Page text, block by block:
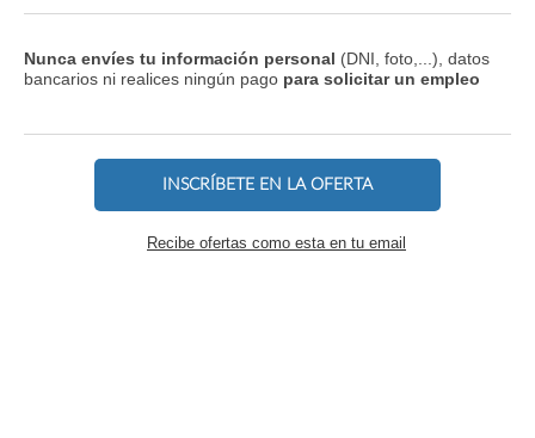
Nunca envíes tu información personal (DNI, foto,...), datos
bancarios ni realices ningún pago para solicitar un empleo
INSCRÍBETE EN LA OFERTA
Recibe ofertas como esta en tu email